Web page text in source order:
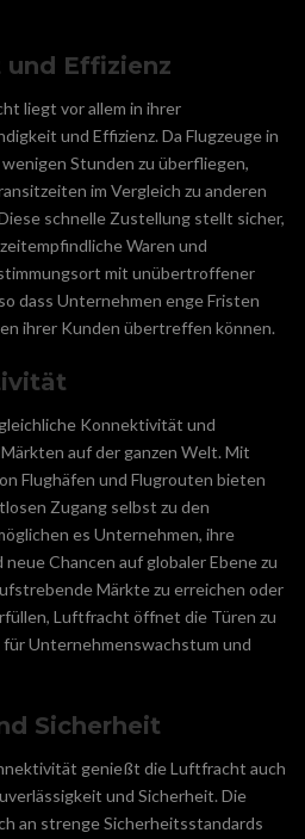
Effizienz
liegt vor allem in ihrer
und Effizienz. Da Flugzeuge in
Stunden zu überfliegen,
im Vergleich zu anderen
schnelle Zustellung stellt sicher,
Waren und
mit unübertroffener
dass Unternehmen enge Fristen
ihrer Kunden übertreffen können.
Konnektivität und
auf der ganzen Welt. Mit
Flughäfen und Flugrouten bieten
Zugang selbst zu den
es Unternehmen, ihre
Chancen auf globaler Ebene zu
Märkte zu erreichen oder
Luftfracht öffnet die Türen zu
Unternehmenswachstum und
Sicherheit
genießt die Luftfracht auch
und Sicherheit. Die
an strenge Sicherheitsstandards